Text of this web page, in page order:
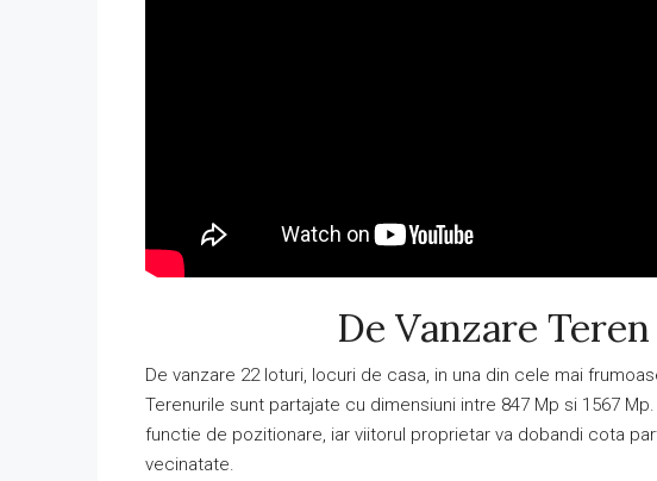
De Vanzare
De vanzare 22 loturi, locuri de casa, in una din cele mai
Terenurile sunt partajate cu dimensiuni intre 847 Mp si 1567
functie de pozitionare, iar viitorul proprietar va dobandi cota
vecinatate.